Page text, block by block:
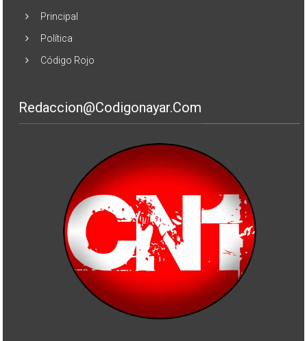
Principal
Política
Código Rojo
Redaccion@codigonayar.com